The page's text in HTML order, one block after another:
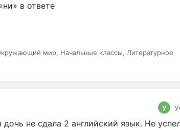
в ответе
мир, Начальные классы, Литературное
У
не сдала 2 английский язык. Не